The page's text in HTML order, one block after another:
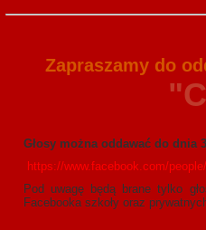
Zapraszamy do
Głosy można oddawać do dnia
https://www.facebook.com/
Pod uwagę będą brane tylko
Facebooka szkoły oraz